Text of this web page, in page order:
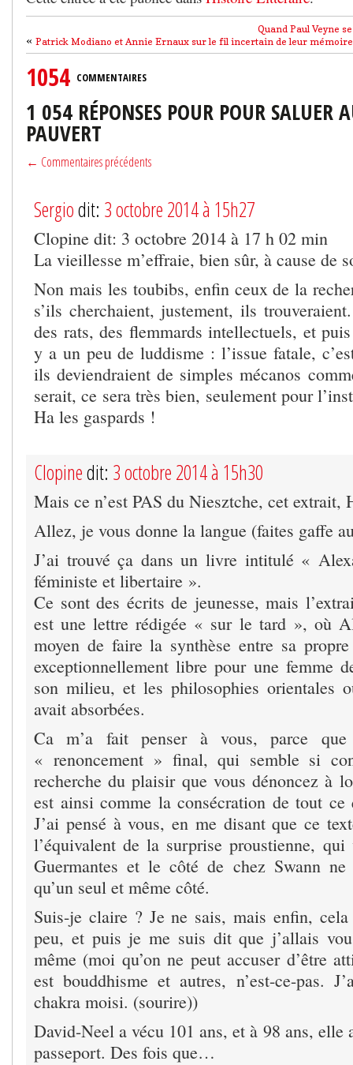
Quand Paul Veyne
« Patrick Modiano et Annie Ernaux sur le fil incertain de leur mémoire
1054 COMMENTAIRES
1 054 RÉPONSES POUR POUR SALUER
PAUVERT
← Commentaires précédents
Sergiodit: 3 octobre 2014 à 15h27
Clopine dit: 3 octobre 2014 à 17 h 02 min
La vieillesse m’effraie, bien sûr, à cause de
Non mais les toubibs, enfin ceux de la
s’ils cherchaient, justement, ils
des rats, des flemmards intellectuels, et
y a un peu de luddisme : l’issue fatale,
ils deviendraient de simples mécanos
serait, ce sera très bien, seulement pour
Ha les gaspards !
Clopinedit: 3 octobre 2014 à 15h30
Mais ce n’est PAS du Niesztche, cet extrait,
Allez, je vous donne la langue (faites gaffe
J’ai trouvé ça dans un livre intitulé «
féministe et libertaire ».
Ce sont des écrits de jeunesse, mais
est une lettre rédigée « sur le tard », où
moyen de faire la synthèse entre sa
exceptionnellement libre pour une femme
son milieu, et les philosophies orientales
avait absorbées.
Ca m’a fait penser à vous, parce
« renoncement » final, qui semble si
recherche du plaisir que vous dénoncez à
est ainsi comme la consécration de tout
J’ai pensé à vous, en me disant que ce
l’équivalent de la surprise proustienne,
Guermantes et le côté de chez Swann ne
qu’un seul et même côté.
Suis-je claire ? Je ne sais, mais enfin,
peu, et puis je me suis dit que j’allais
même (moi qu’on ne peut accuser d’être
est bouddhisme et autres, n’est-ce-pas.
chakra moisi. (sourire))
David-Neel a vécu 101 ans, et à 98 ans, elle
passeport. Des fois que…